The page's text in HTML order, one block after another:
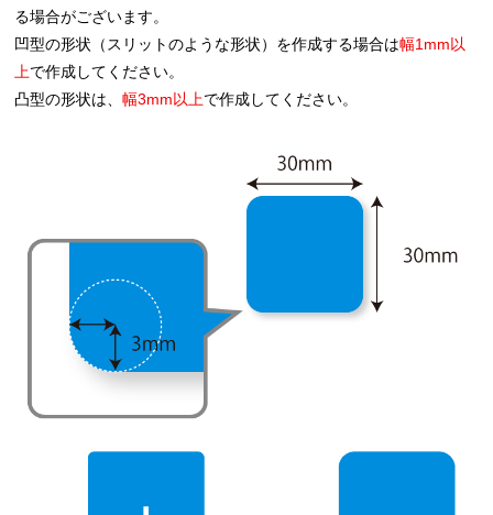
る場合がございます。
凹型の形状（スリットのような形状）を作成する場合は幅1mm以
上で作成してください。
凸型の形状は、幅3mm以上で作成してください。